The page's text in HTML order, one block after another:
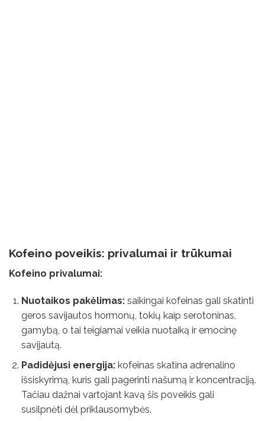
Kofeino poveikis: privalumai ir trūkumai
Kofeino privalumai:
Nuotaikos pakėlimas:saikingai kofeinas gali skatinti
geros savijautos hormonų, tokių kaip serotoninas,
gamybą, o tai teigiamai veikia nuotaiką ir emocinę
savijautą.
Padidėjusi energija:kofeinas skatina adrenalino
išsiskyrimą, kuris gali pagerinti našumą ir koncentraciją.
Tačiau dažnai vartojant kavą šis poveikis gali
susilpnėti dėl priklausomybės.